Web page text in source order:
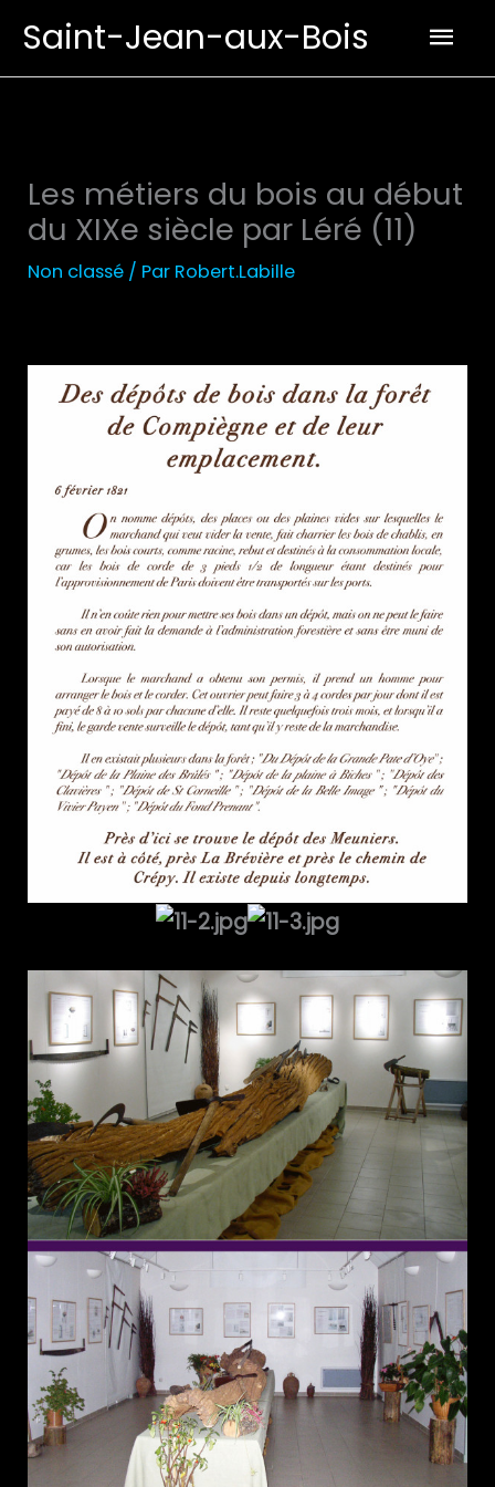
contenu
Saint-Jean-aux-Bois
Les métiers du bois au début
du XIXe siècle par Léré (11)
Non classé / Par Robert.Labille